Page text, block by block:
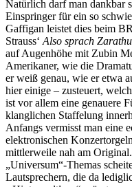
Natürlich darf man dankbar
Einspringer für ein so
Gaffigan leistet dies beim
Strauss‘ Also sprach
auf Augenhöhe mit Zubin
Amerikaner, wie die
er weiß genau, wie er etwa
hier einige – zusteuert,
ist vor allem eine genauere
klanglichen Staffelung
Anfangs vermisst man eine
elektronischen
mittlerweile nah am
„Universum“-Themas
Lautsprechern, die da